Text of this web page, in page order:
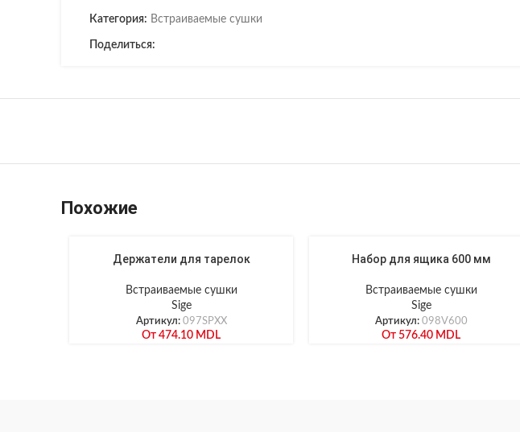
Категория: Встраиваемые сушки
Поделиться:
Похожие
Держатели для тарелок
Встраиваемые сушки
Sige
Артикул: 097SPXX
От 474.10 MDL
Набор для ящика 600 мм
Встраиваемые сушки
Sige
Артикул: 098V600
От 576.40 MDL